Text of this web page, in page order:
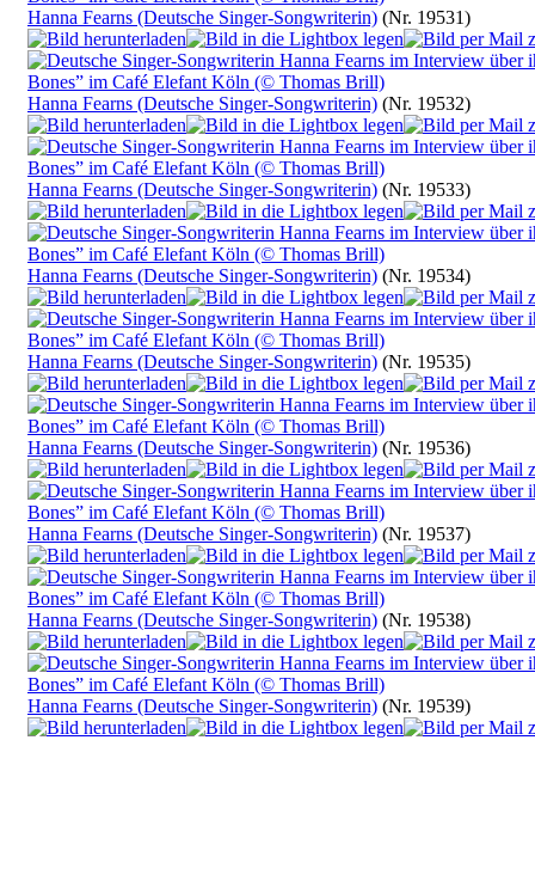
Hanna Fearns (Deutsche Singer-Songwriterin) (Nr. 19531)
Hanna Fearns (Deutsche Singer-Songwriterin) (Nr. 19532)
Hanna Fearns (Deutsche Singer-Songwriterin) (Nr. 19533)
Hanna Fearns (Deutsche Singer-Songwriterin) (Nr. 19534)
Hanna Fearns (Deutsche Singer-Songwriterin) (Nr. 19535)
Hanna Fearns (Deutsche Singer-Songwriterin) (Nr. 19536)
Hanna Fearns (Deutsche Singer-Songwriterin) (Nr. 19537)
Hanna Fearns (Deutsche Singer-Songwriterin) (Nr. 19538)
Hanna Fearns (Deutsche Singer-Songwriterin) (Nr. 19539)